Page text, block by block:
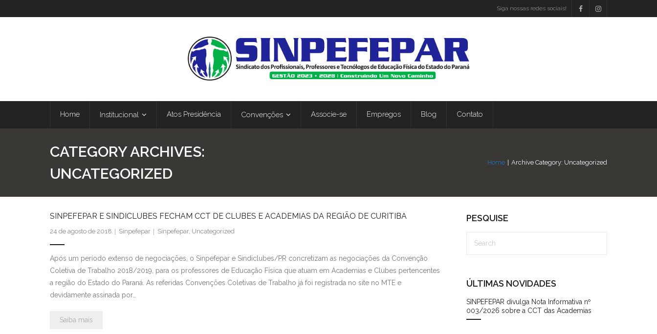
Siga nossas redes sociais!
Home Institucional Atos Presidência Convenções Associe-se Empregos Blog Contato
CATEGORY ARCHIVES:
UNCATEGORIZED
Home Archive Category: Uncategorized
SINPEFEPAR E SINDICLUBES FECHAM CCT DE CLUBES E ACADEMIAS DA REGIÃO DE CURITIBA
24 de agosto de 2018 Sinpefepar Sinpefepar, Uncategorized
Após um período extenso de negociações, o Sinpefepar e Sindiclubes/PR concretizam as negociações da Convenção
Coletiva de Trabalho 2018/2019, para os professores de Educação Física que atuam em Academias e Clubes pertencentes
a região do Estado do Paraná. As referidas Convenções Coletivas de Trabalho já foi registrada no site no MTE e
devidamente assinada por…
Saiba mais
PESQUISE
ÚLTIMAS NOVIDADES
SINPEFEPAR divulga Nota Informativa nº
003/2026 sobre a CCT das Academias